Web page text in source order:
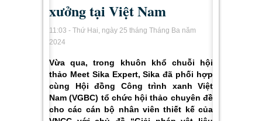
xưởng tại Việt Nam
11:03 - Thứ Hai, ngày 25 tháng Tháng Ba năm
2024
Vừa qua, trong khuôn khổ chuỗi hội
thảo Meet Sika Expert, Sika đã phối hợp
cùng Hội đồng Công trình xanh Việt
Nam (VGBC) tổ chức hội thảo chuyên đề
cho các cán bộ nhân viên thiết kế của